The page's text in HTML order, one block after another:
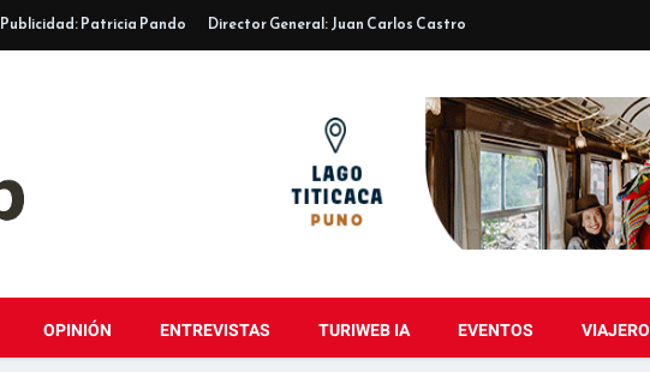
Publicidad: Patricia Pando Director General: Juan Carlos Castro
OPINIÓN ENTREVISTAS TURIWEB IA EVENTOS VIAJERO